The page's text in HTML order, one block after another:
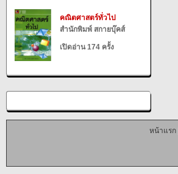
คณิตศาสตร์ทั่วไป
สำนักพิมพ์ สกายบุ๊คส์
เปิดอ่าน 174 ครั้ง
หน้าแรก|